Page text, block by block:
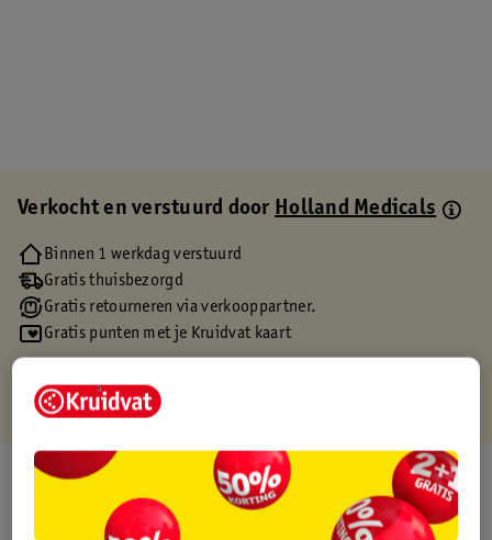
Verkocht en verstuurd doorHolland Medicals
Binnen 1 werkdag verstuurd
Gratis thuisbezorgd
Gratis retourneren via verkooppartner.
Gratis punten met je Kruidvat kaart
Over dit product
Productinformatie